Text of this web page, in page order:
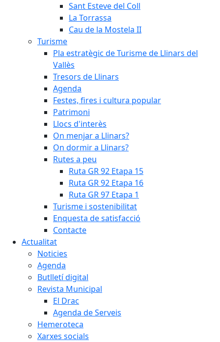
Sant Esteve del Coll
La Torrassa
Cau de la Mostela II
Turisme
Pla estratègic de Turisme de Llinars del
Vallès
Tresors de Llinars
Agenda
Festes, fires i cultura popular
Patrimoni
Llocs d'interès
On menjar a Llinars?
On dormir a Llinars?
Rutes a peu
Ruta GR 92 Etapa 15
Ruta GR 92 Etapa 16
Ruta GR 97 Etapa 1
Turisme i sostenibilitat
Enquesta de satisfacció
Contacte
Actualitat
Noticies
Agenda
Butlletí digital
Revista Municipal
El Drac
Agenda de Serveis
Hemeroteca
Xarxes socials